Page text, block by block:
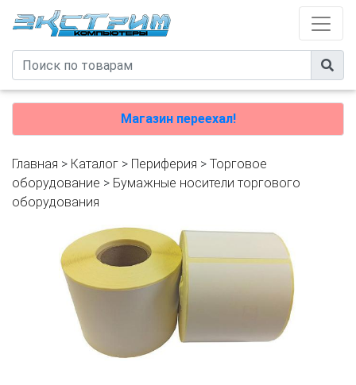
Магазин переехал!
Главная > Каталог > Периферия > Торговое
оборудование > Бумажные носители торгового
оборудования